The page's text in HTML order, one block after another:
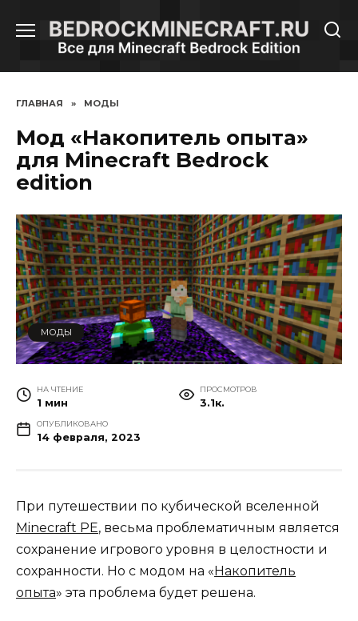
содержанию
ГЛАВНАЯ » МОДЫ
Мод «Накопитель опыта»
для Minecraft Bedrock
edition
МОДЫ
НА ЧТЕНИЕ
1 мин
ПРОСМОТРОВ
3.1к.
ОПУБЛИКОВАНО
14 февраля, 2023
При путешествии по кубической вселенной
Minecraft PE, весьма проблематичным является
сохранение игрового уровня в целостности и
сохранности. Но с модом на «Накопитель
опыта» эта проблема будет решена.